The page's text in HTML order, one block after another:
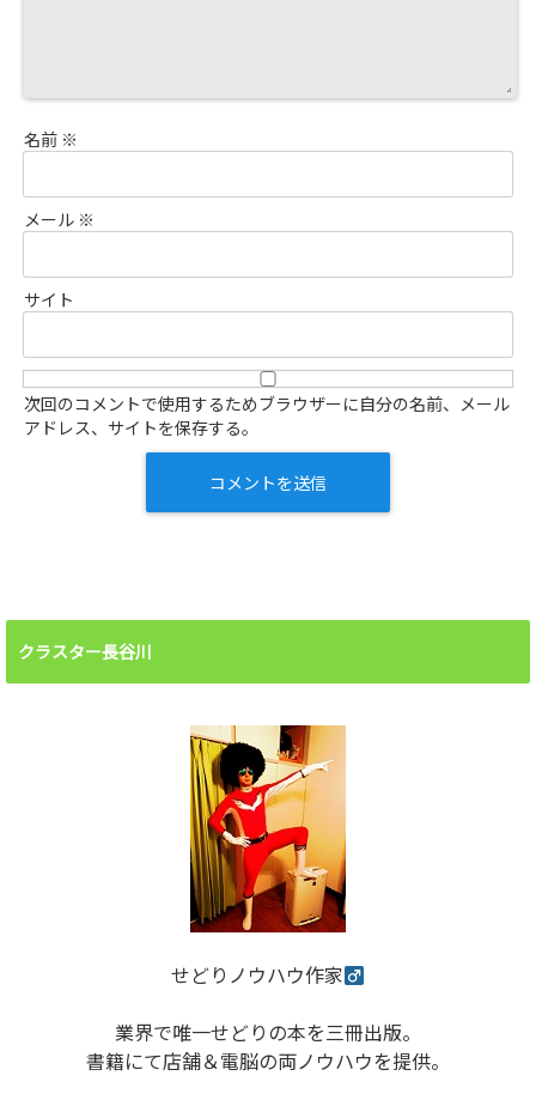
名前 ※
メール ※
サイト
次回のコメントで使用するためブラウザーに自分の名前、メール
アドレス、サイトを保存する。
クラスター長谷川
せどりノウハウ作家
業界で唯一せどりの本を三冊出版。
書籍にて店舗＆電脳の両ノウハウを提供。